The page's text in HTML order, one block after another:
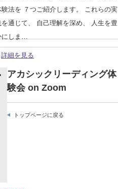
験法を ７つご紹介します。 これらの実
を通じて、 自己理解を深め、 人生を豊
にしま…
詳細を見る
アカシックリーディング体
験会 on Zoom
トップページに戻る